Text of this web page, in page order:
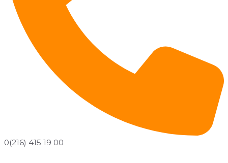
0(216) 415 19 00